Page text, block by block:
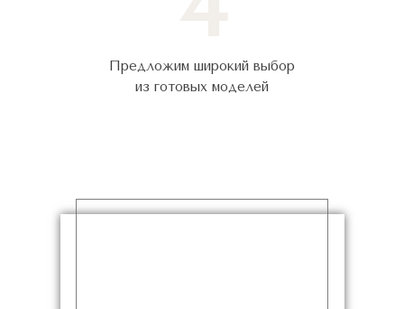
Предложим широкий выбор
из готовых моделей